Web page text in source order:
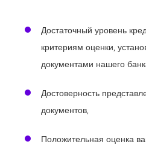
Достаточный уровень
критериям оценки,
документами нашего
Достоверность
документов,
Положительная оценка